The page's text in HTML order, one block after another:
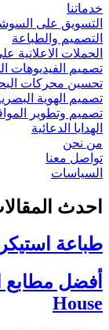
خدماتنا
التسويق على
التصميم والطباعة
الحملات الاعلانية
تصميم الفيديوهات
تحسين محركات
تصميم الهوية
تصميم وتطوير
الهدايا الدعائية
من نحن
تواصل معنا
السياسات
احدث
طباعة
House